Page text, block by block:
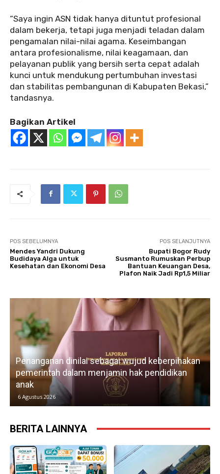
“Saya ingin ASN tidak hanya dituntut profesional
dalam bekerja, tetapi juga menjadi teladan dalam
pengamalan nilai-nilai agama. Keseimbangan
antara profesionalisme, nilai keagamaan, dan
pelayanan publik yang bersih serta cepat adalah
kunci untuk mendukung pertumbuhan investasi
dan stabilitas pembangunan di Kabupaten Bekasi,”
tandasnya.
Bagikan Artikel
POS SEBELUMNYA
Mendes Yandri Dukung
Budidaya Alga untuk
Kesehatan dan Ekonomi Desa
POS SELANJUTNYA
Bupati Bogor Rudy
Susmanto Rumuskan Perbup
Bantuan Keuangan Desa,
Plafon Naik Jadi Rp1,5 Miliar
dinilai sebagai wujud keberpihakan
dalam menjamin hak pendidikan
2026
Lebih
IWO
5 Agustus 2026
BERITA LAINNYA